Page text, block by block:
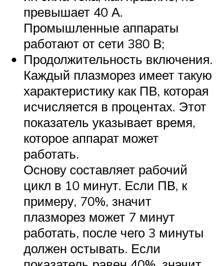
превышает 40 А.
Промышленные аппараты
работают от сети 380 В;
Продолжительность включения.
Каждый плазморез имеет такую
характеристику как ПВ, которая
исчисляется в процентах. Этот
показатель указывает время,
которое аппарат может
работать.
Основу составляет рабочий
цикл в 10 минут. Если ПВ, к
примеру, 70%, значит
плазморез может 7 минут
работать, после чего 3 минуты
должен остывать. Если